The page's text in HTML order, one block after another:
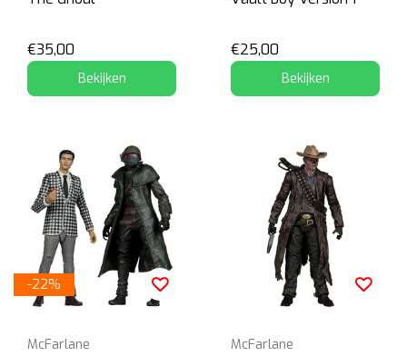
€35,00
Bekijken
€25,00
Bekijken
-22%
McFarlane McFarlane